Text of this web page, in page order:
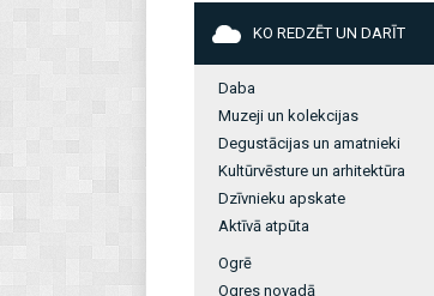
KO REDZĒT UN DARĪT
Daba
Muzeji un kolekcijas
Degustācijas un amatnieki
Kultūrvēsture un arhitektūra
Dzīvnieku apskate
Aktīvā atpūta
Ogrē
Ogres novadā